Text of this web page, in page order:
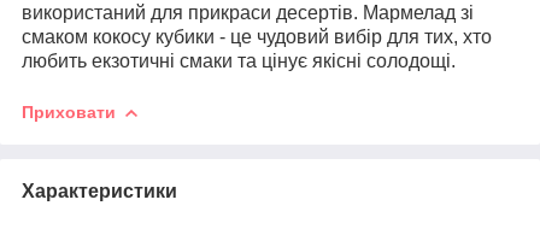
використаний для прикраси десертів. Мармелад зі
смаком кокосу кубики - це чудовий вибір для тих, хто
любить екзотичні смаки та цінує якісні солодощі.
Приховати
Характеристики